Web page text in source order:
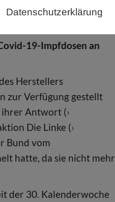
Datenschutzerklärung
Angaben, alle nicht
19-Impfdosen an
Herstellers
zur Verfügung gestellt
ihrer Antwort (
Die Linke (
Bund vom
hatte, da sie nicht mehr
der 30. Kalenderwoche